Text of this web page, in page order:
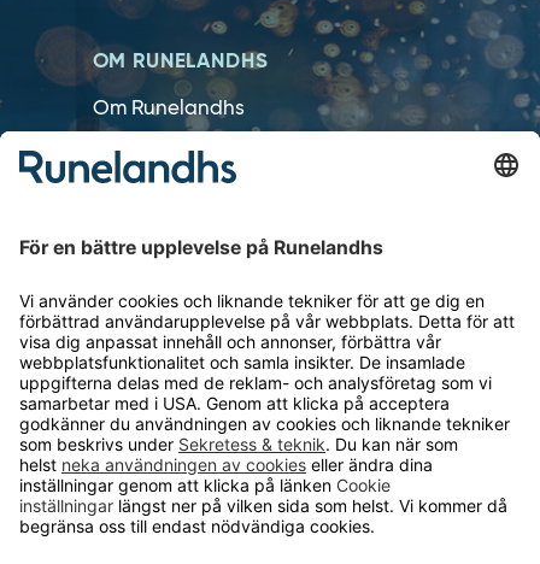
OM RUNELANDHS
Om Runelandhs
Köpvillkor
Lediga jobb
Kvalitets- och miljöpolicy
Läsvärt
TELEFON
0480-15940
E-POST